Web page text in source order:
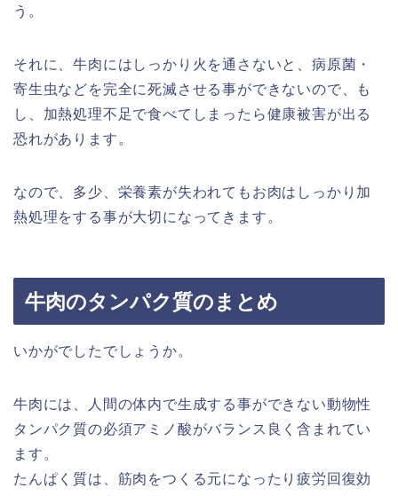
う。
それに、牛肉にはしっかり火を通さないと、病原菌・
寄生虫などを完全に死滅させる事ができないので、も
し、加熱処理不足で食べてしまったら健康被害が出る
恐れがあります。
なので、多少、栄養素が失われてもお肉はしっかり加
熱処理をする事が大切になってきます。
牛肉のタンパク質のまとめ
いかがでしたでしょうか。
牛肉には、人間の体内で生成する事ができない動物性
タンパク質の必須アミノ酸がバランス良く含まれてい
ます。
たんぱく質は、筋肉をつくる元になったり疲労回復効